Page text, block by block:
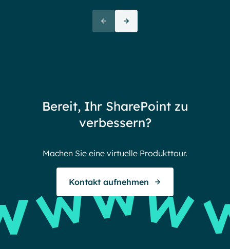
72+
Endless gratitude
Bereit, Ihr SharePoint zu
verbessern?
Machen Sie eine virtuelle Produkttour.
Kontakt aufnehmen